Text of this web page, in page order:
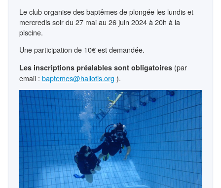
Le club organise des baptêmes de plongée les lundis et
mercredis soir du 27 mai au 26 juin 2024 à 20h à la
piscine.
Une participation de 10€ est demandée.
Les inscriptions préalables sont obligatoires (par
email : baptemes@haliotis.org ).